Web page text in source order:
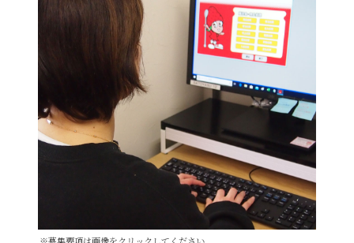
※募集要項は画像をクリックしてください